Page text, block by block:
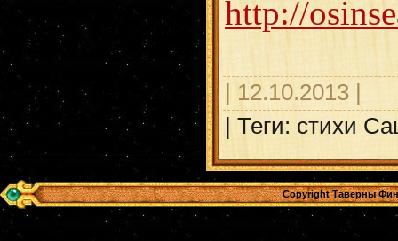
http://
| 12.10.2013 |
| Теги: стихи
Copyright Таверны